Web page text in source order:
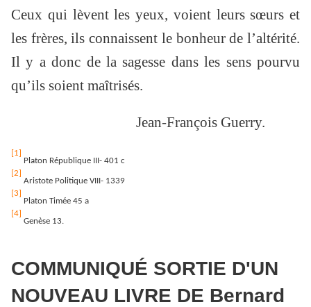
Ceux qui lèvent les yeux, voient leurs sœurs et
les frères, ils connaissent le bonheur de l’altérité.
Il y a donc de la sagesse dans les sens pourvu
qu’ils soient maîtrisés.
Jean-François Guerry.
[1]
Platon République III- 401 c
[2]
Aristote Politique VIII- 1339
[3]
Platon Timée 45 a
[4]
Genèse 13.
COMMUNIQUÉ SORTIE D'UN
NOUVEAU LIVRE DE Bernard